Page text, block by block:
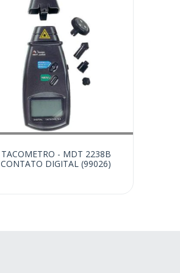
TACOMETRO - MDT 2238B
CONTATO DIGITAL (99026)